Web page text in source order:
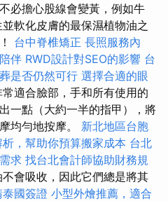
必擔心股線會變黃，例如牛
軟化皮膚的最保濕植物油之
台中脊椎矯正 長照服務內
伴 RWD設計對SEO的影響 台
是否仍然可行 選擇合適的眼
常適合臉部，手和所有使用的
一點（大約一半的指甲），將
均勻地按摩。 新北地區台胞
，幫助你預算搬家成本 台北
求 找台北會計師協助財務規
會吸收，因此它們總是將其
國簽證 小型外燴推薦，適合